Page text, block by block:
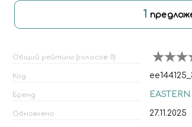
1
Общий рейтинг (голосов: 0)
Код
Бренд
Обновлено 27.11.2025